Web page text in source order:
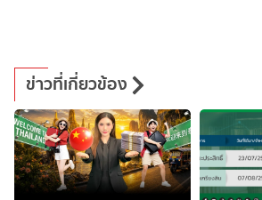
ข่าวที่เกี่ยวข้อง